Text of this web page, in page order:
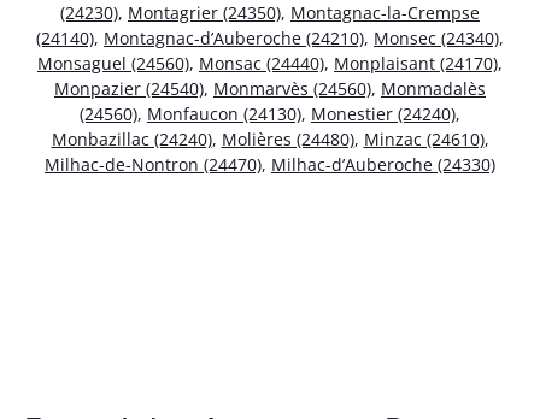
(24230), Montagrier (24350), Montagnac-la-Crempse
(24140), Montagnac-d’Auberoche (24210), Monsec (24340),
Monsaguel (24560), Monsac (24440), Monplaisant (24170),
Monpazier (24540), Monmarvès (24560), Monmadalès
(24560), Monfaucon (24130), Monestier (24240),
Monbazillac (24240), Molières (24480), Minzac (24610),
Milhac-de-Nontron (24470), Milhac-d’Auberoche (24330)